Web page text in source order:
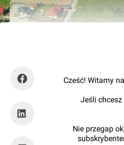
Cześć! Witamy
Jeśli chcesz
Nie przegap